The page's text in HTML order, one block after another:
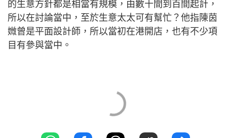
的生意方針都是相當有規模，由數十間到百間起計，
所以在討論當中，至於生意太太可有幫忙？他指陳茵
媺曾是平面設計師，所以當初在港開店，也有不少項
目有參與當中。